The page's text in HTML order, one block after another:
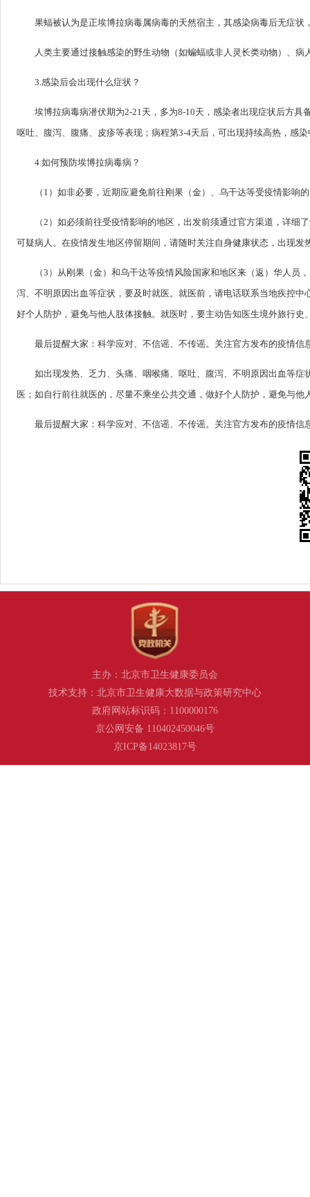
果蝠被认为是正埃博拉病毒属病毒的天然宿主，其感染病毒后无症
人类主要通过接触感染的野生动物（如蝙蝠或非人灵长类动物）、
3.感染后会出现什么症状？
埃博拉病毒病潜伏期为2-21天，多为8-10天，感染者出现症状后方
呕吐、腹泻、腹痛、皮疹等表现；病程第3-4天后，可出现持续高热，感
4.如何预防埃博拉病毒病？
（1）如非必要，近期应避免前往刚果（金）、乌干达等受疫情影响
（2）如必须前往受疫情影响的地区，出发前须通过官方渠道，详
可疑病人。在疫情发生地区停留期间，请随时关注自身健康状态，出现发
（3）从刚果（金）和乌干达等疫情风险国家和地区来（返）华人
泻、不明原因出血等症状，要及时就医。就医前，请电话联系当地疾控
好个人防护，避免与他人肢体接触。就医时，要主动告知医生境外旅行史
最后提醒大家：科学应对、不信谣、不传谣。关注官方发布的疫情
如出现发热、乏力、头痛、咽喉痛、呕吐、腹泻、不明原因出血等
医；如自行前往就医的，尽量不乘坐公共交通，做好个人防护，避免与
最后提醒大家：科学应对、不信谣、不传谣。关注官方发布的疫情
主办：北京市卫生健康委员会
技术支持：北京市卫生健康大数据与政策研究中心
政府网站标识码：1100000176
京公网安备 110402450046号
京ICP备14023817号